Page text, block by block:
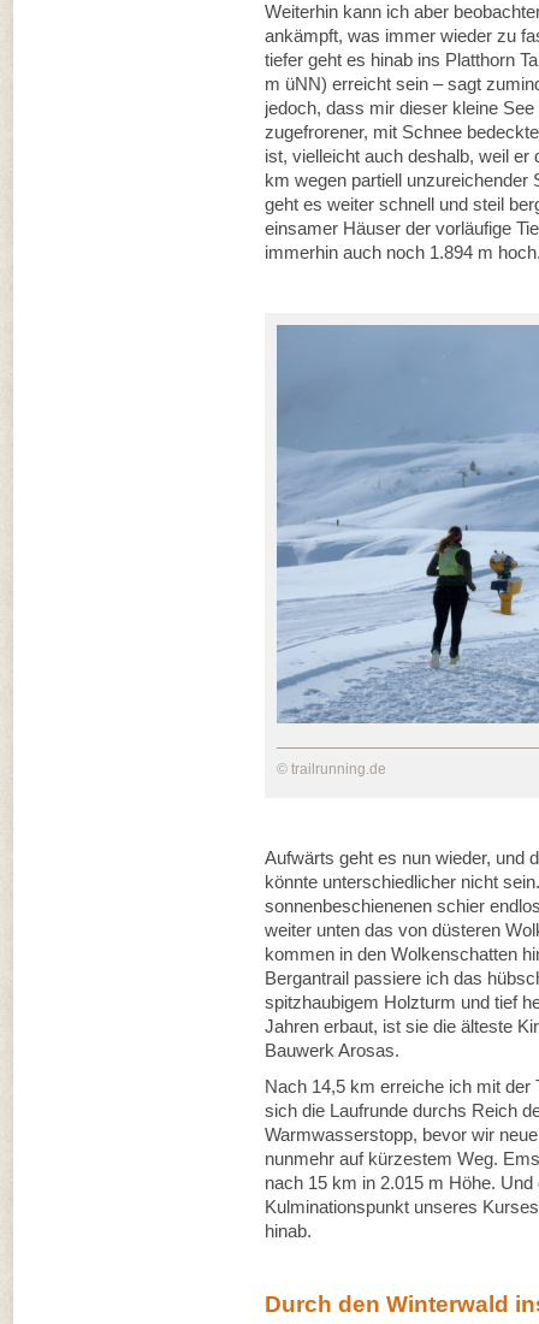
Weiterhin kann ich aber
ankämpft, was immer wieder zu
tiefer geht es hinab ins Platthorn
m üNN) erreicht sein – sagt
jedoch, dass mir dieser kleine
zugefrorener, mit Schnee
ist, vielleicht auch deshalb, weil
km wegen partiell
geht es weiter schnell und steil
einsamer Häuser der vorläufige
immerhin auch noch 1.894 m
© trailrunning.de
Aufwärts geht es nun wieder, und
könnte unterschiedlicher nicht
sonnenbeschienenen schier
weiter unten das von düsteren
kommen in den Wolkenschatten
Bergantrail passiere ich das
spitzhaubigem Holzturm und tief
Jahren erbaut, ist sie die älteste
Bauwerk Arosas.
Nach 14,5 km erreiche ich mit der
sich die Laufrunde durchs Reich
Warmwasserstopp, bevor wir
nunmehr auf kürzestem Weg.
nach 15 km in 2.015 m Höhe.
Kulminationspunkt unseres
hinab.
Durch den Winterwald